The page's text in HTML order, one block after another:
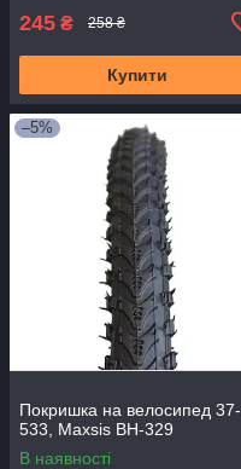
245 ₴ 258 ₴
Купити
–5%
Покришка на велосипед 37-
533, Maxsis BH-329
В наявності